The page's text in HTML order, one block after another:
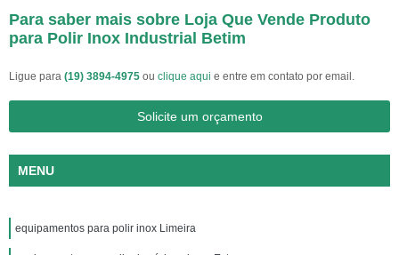
Para saber mais sobre Loja Que Vende Produto
para Polir Inox Industrial Betim
Ligue para (19) 3894-4975 ou clique aqui e entre em contato por email.
Solicite um orçamento
MENU
equipamentos para polir inox Limeira